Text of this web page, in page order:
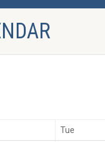
Tue